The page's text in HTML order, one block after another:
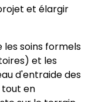
et élargir
soins formels
et les
d'entraide des
tout en